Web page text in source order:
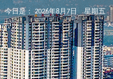
今日是：2026年8月7日 星期五